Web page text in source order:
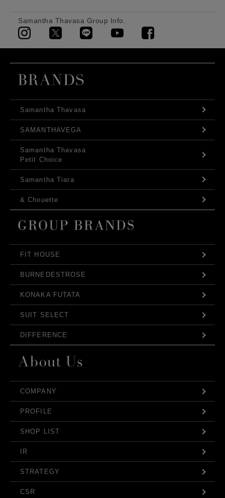
Samantha Thavasa Group Info.
Samantha Thavasa
SAMANTHAVEGA
Samantha Thavasa
Petit Choice
Samantha Tiara
& Chouette
FIT HOUSE
BURNEDESTROSE
KONAKA FUTATA
SUIT SELECT
DIFFERENCE
COMPANY
PROFILE
SHOP LIST
IR
STRATEGY
CSR